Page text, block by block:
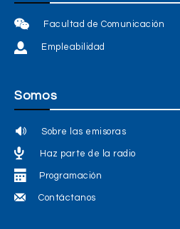
Facultad de Comunicación
Empleabilidad
Somos
Sobre las emisoras
Haz parte de la radio
Programación
Contáctanos